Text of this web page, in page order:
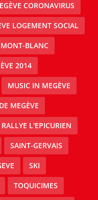
CORONAVIRUS
LOGEMENT SOCIAL
MONT-BLANC
2014
MUSIC IN MEGÈVE
MEGÈVE
RALLYE L'EPICURIEN
SAINT-GERVAIS
SKI
TOQUICIMES